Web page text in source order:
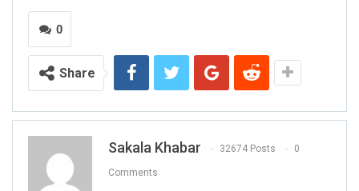
0
Share
Sakala Khabar 32674 Posts 0
Comments